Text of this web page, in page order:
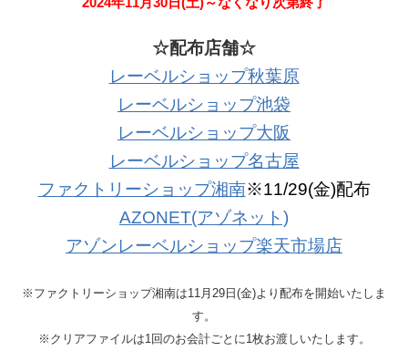
☆配布店舗☆
レーベルショップ秋葉原
レーベルショップ池袋
レーベルショップ大阪
レーベルショップ名古屋
ファクトリーショップ湘南※11/29(金)配布
AZONET(アゾネット)
アゾンレーベルショップ楽天市場店
※ファクトリーショップ湘南は11月29日(金)より配布を開始いたしま
す。
※クリアファイルは1回のお会計ごとに1枚お渡しいたします。